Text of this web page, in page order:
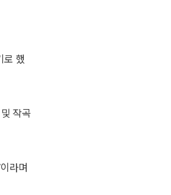
로 했
작곡
라며